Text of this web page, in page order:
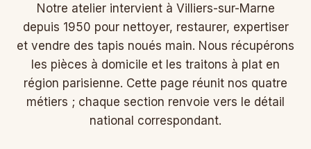
Notre atelier intervient à Villiers-sur-Marne
depuis 1950 pour nettoyer, restaurer, expertiser
et vendre des tapis noués main. Nous récupérons
les pièces à domicile et les traitons à plat en
région parisienne. Cette page réunit nos quatre
métiers ; chaque section renvoie vers le détail
national correspondant.